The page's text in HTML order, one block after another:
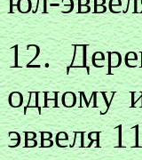
12.
одному
эввеля